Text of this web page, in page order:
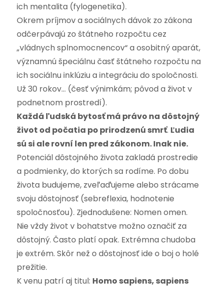
ich mentalita (fylogenetika).
Okrem príjmov a sociálnych dávok zo zákona
odčerpávajú zo štátneho rozpočtu cez
„vládnych splnomocnencov“ a osobitný aparát,
významnú špeciálnu časť štátneho rozpočtu na
ich sociálnu inklúziu a integráciu do spoločnosti.
Už 30 rokov… (česť výnimkám; pôvod a život v
podnetnom prostredí).
Každá ľudská bytosť má právo na dôstojný
život od počatia po prirodzenú smrť. Ľudia
sú si ale rovní len pred zákonom. Inak nie.
Potenciál dôstojného života zakladá prostredie
a podmienky, do ktorých sa rodíme. Po dobu
života budujeme, zveľaďujeme alebo strácame
svoju dôstojnosť (sebreflexia, hodnotenie
spoločnosťou). Zjednodušene: Nomen omen.
Nie vždy život v bohatstve možno označiť za
dôstojný. Často platí opak. Extrémna chudoba
je extrém. Skôr než o dôstojnosť ide o boj o holé
prežitie.
K venu patrí aj titul: Homo sapiens, sapiens